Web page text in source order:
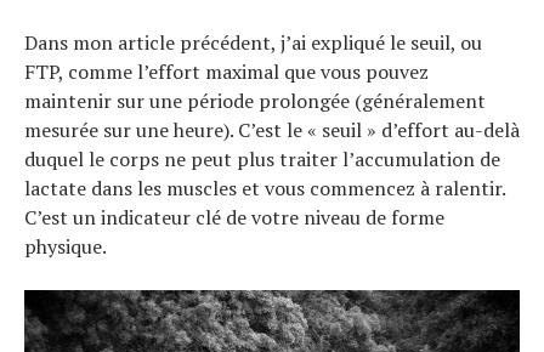
Dans mon article précédent, j’ai expliqué le seuil, ou
FTP, comme l’effort maximal que vous pouvez
maintenir sur une période prolongée (généralement
mesurée sur une heure). C’est le « seuil » d’effort au-delà
duquel le corps ne peut plus traiter l’accumulation de
lactate dans les muscles et vous commencez à ralentir.
C’est un indicateur clé de votre niveau de forme
physique.